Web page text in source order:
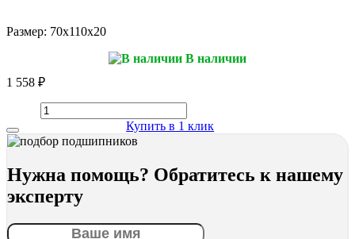
Размер: 70x110x20
В наличии
1 558 ₽
Купить в 1 клик
Нужна помощь? Обратитесь к нашему
эксперту